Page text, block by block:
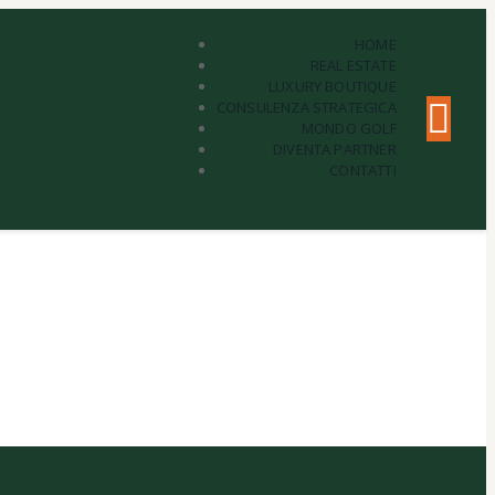
HOME
REAL ESTATE
LUXURY BOUTIQUE
CONSULENZA STRATEGICA
MONDO GOLF
DIVENTA PARTNER
CONTATTI